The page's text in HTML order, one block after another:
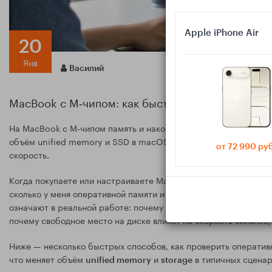
20
Янв Василий
MacBook с M‑чипом: как быстро проверить
На MacBook с M‑чипом память и накопитель устроены
объём unified memory и SSD в macOS (в меню, настройках и
скорость.
Когда покупаете или настраиваете MacBook на Apple Silicon
сколько у меня оперативной памяти и какой объём SSD?»
означают в реальной работе: почему один Mac с 8 ГБ кажется
почему свободное место на диске влияет на скорость
Ниже — несколько быстрых способов, как проверить
что меняет объём unified memory и storage в типичных
Apple iPhone Air
от 72 990